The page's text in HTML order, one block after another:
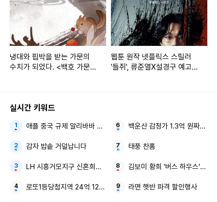
냉대와 핍박을 받는 가문의
수치가 되었다. <백호 가문의
웹툰 원작 넷플릭스 스릴러
'들쥐', 류준열X설경구 예고편
실시간 키워드
애플 중국 규제 알리바바 큐원
감자 밥솥 거덜납니다
LH 시흥거모지구 신혼희망타운
로또1등당첨지역 24억 1236회
백운산 감정가 1.3억 원짜리 깜
태풍 찬홈
김보미 황희 '버스 하우스' 국힘
라면 햇반 파격 할인행사